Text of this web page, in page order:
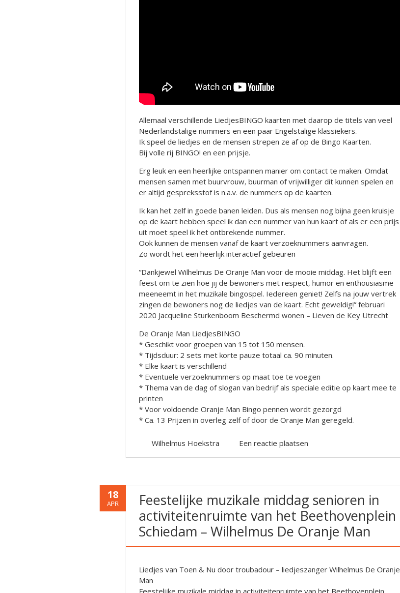
Allemaal verschillende LiedjesBINGO kaarten met daarop de titels van veel
Nederlandstalige nummers en een paar Engelstalige klassiekers.
Ik speel de liedjes en de mensen strepen ze af op de Bingo Kaarten.
Bij volle rij BINGO! en een prijsje.
Erg leuk en een heerlijke ontspannen manier om contact te maken. Omdat
mensen samen met buurvrouw, buurman of vrijwilliger dit kunnen spelen en
er altijd gespreksstof is n.a.v. de nummers op de kaarten.
Ik kan het zelf in goede banen leiden. Dus als mensen nog bijna geen kruisje
op de kaart hebben speel ik dan een nummer van hun kaart of als er een prijs
uit moet speel ik het ontbrekende nummer.
Ook kunnen de mensen vanaf de kaart verzoeknummers aanvragen.
Zo wordt het een heerlijk interactief gebeuren
“Dankjewel Wilhelmus De Oranje Man voor de mooie middag. Het blijft een
feest om te zien hoe jij de bewoners met respect, humor en enthousiasme
meeneemt in het muzikale bingospel. Iedereen geniet! Zelfs na jouw vertrek
zingen de bewoners nog de liedjes van de kaart. Echt geweldig!” februari
2020 Jacqueline Sturkenboom Beschermd wonen – Lieven de Key Utrecht
De Oranje Man LiedjesBINGO
* Geschikt voor groepen van 15 tot 150 mensen.
* Tijdsduur: 2 sets met korte pauze totaal ca. 90 minuten.
* Elke kaart is verschillend
* Eventuele verzoeknummers op maat toe te voegen
* Thema van de dag of slogan van bedrijf als speciale editie op kaart mee te
printen
* Voor voldoende Oranje Man Bingo pennen wordt gezorgd
* Ca. 13 Prijzen in overleg zelf of door de Oranje Man geregeld.
Wilhelmus Hoekstra Een reactie plaatsen
18
APR
Feestelijke muzikale middag senioren in
activiteitenruimte van het Beethovenplein
Schiedam – Wilhelmus De Oranje Man
Liedjes van Toen & Nu door troubadour – liedjeszanger Wilhelmus De Oranje
Man